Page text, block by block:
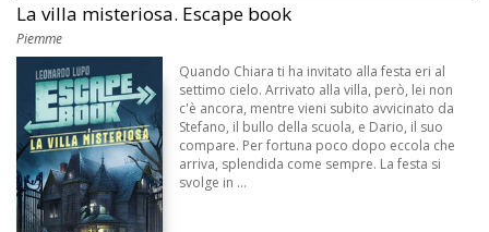
La villa misteriosa. Escape book
Piemme
Quando Chiara ti ha invitato alla festa eri al
settimo cielo. Arrivato alla villa, però, lei non
c'è ancora, mentre vieni subito avvicinato da
Stefano, il bullo della scuola, e Dario, il suo
compare. Per fortuna poco dopo eccola che
arriva, splendida come sempre. La festa si
svolge in ...